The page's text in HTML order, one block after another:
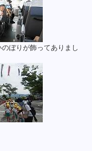
ぼりが飾ってありまし